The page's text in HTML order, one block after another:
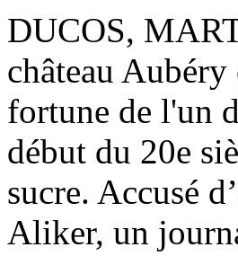
DUCOS,
château
fortune de l'un
début du 20e
sucre. Accusé
Aliker, un